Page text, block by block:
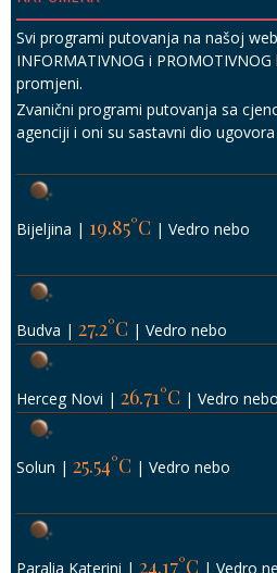
Svi programi putovanja na našoj
INFORMATIVNOG i
promjeni.
Zvanični programi putovanja sa
agenciji i oni su sastavni dio
Bijeljina | 19.85°C | Vedro nebo
Budva | 27.2°C | Vedro nebo
Herceg Novi | 26.71°C | Vedro nebo
Solun | 25.54°C | Vedro nebo
Paralia Katerini | 24.17°C | Vedro